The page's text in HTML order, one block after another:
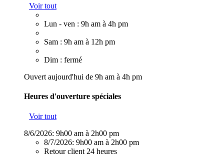
Voir tout
Lun - ven : 9h am à 4h pm
Sam : 9h am à 12h pm
Dim : fermé
Ouvert aujourd'hui de 9h am à 4h pm
Heures d'ouverture spéciales
Voir tout
8/6/2026: 9h00 am à 2h00 pm
8/7/2026: 9h00 am à 2h00 pm
Retour client 24 heures